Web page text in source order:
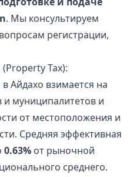
. Мы консультируем
регистрации,
Tax):
Айдахо взимается на
и муниципалитетов и
от местоположения и
Средняя эффективная
0.63% от рыночной
среднего.